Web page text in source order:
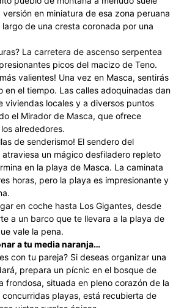
en miniatura de esa zona peruana
de una cresta coronada por una
La carretera de ascenso serpentea
picos del macizo de Teno.
valientes! Una vez en Masca, sentirás
en el tiempo. Las calles adoquinadas dan
viviendas locales y a diversos puntos
el Mirador de Masca, que ofrece
alrededores.
de senderismo! El sendero del
un mágico desfiladero repleto
en la playa de Masca. La caminata
horas, pero la playa es impresionante y
en coche hasta Los Gigantes, desde
a un barco que te llevara a la playa de
vale la pena.
a tu media naranja…
con tu pareja? Si deseas organizar una
prepara un pícnic en el bosque de
frondosa, situada en pleno corazón de la
concurridas playas, está recubierta de